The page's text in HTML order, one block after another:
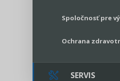
Spoločnosť pre
Ochrana
SERVIS